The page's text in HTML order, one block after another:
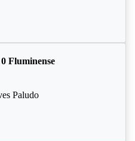
Fluminense
Paludo